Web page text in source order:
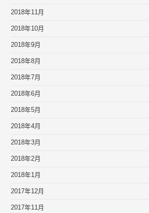
2018年11月
2018年10月
2018年9月
2018年8月
2018年7月
2018年6月
2018年5月
2018年4月
2018年3月
2018年2月
2018年1月
2017年12月
2017年11月